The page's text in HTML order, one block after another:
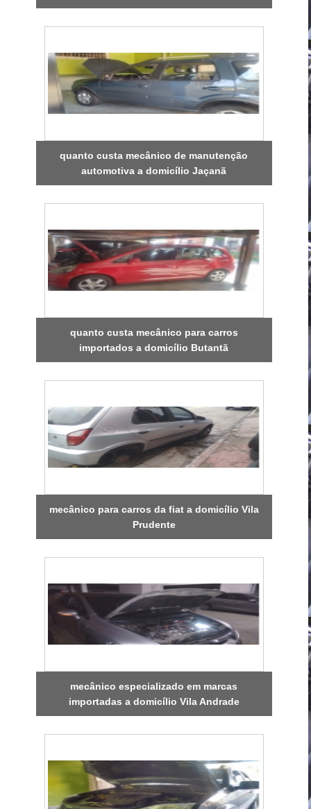
quanto custa mecânico de manutenção
automotiva a domicílio Jaçanã
quanto custa mecânico para carros
importados a domicílio Butantã
mecânico para carros da fiat a domicílio Vila
Prudente
mecânico especializado em marcas
importadas a domicílio Vila Andrade